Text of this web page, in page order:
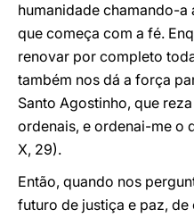
humanidade chamando-a
que começa com a fé.
renovar por completo
também nos dá a força
Santo Agostinho, que
ordenais, e ordenai-me o
X, 29).
Então, quando nos
futuro de justiça e paz,